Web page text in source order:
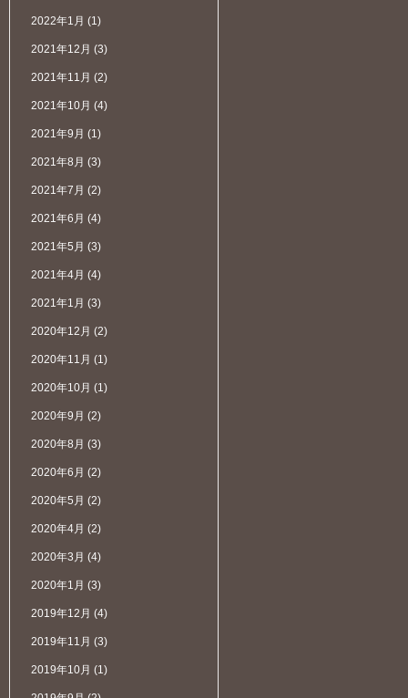
2022年1月 (1)
2021年12月 (3)
2021年11月 (2)
2021年10月 (4)
2021年9月 (1)
2021年8月 (3)
2021年7月 (2)
2021年6月 (4)
2021年5月 (3)
2021年4月 (4)
2021年1月 (3)
2020年12月 (2)
2020年11月 (1)
2020年10月 (1)
2020年9月 (2)
2020年8月 (3)
2020年6月 (2)
2020年5月 (2)
2020年4月 (2)
2020年3月 (4)
2020年1月 (3)
2019年12月 (4)
2019年11月 (3)
2019年10月 (1)